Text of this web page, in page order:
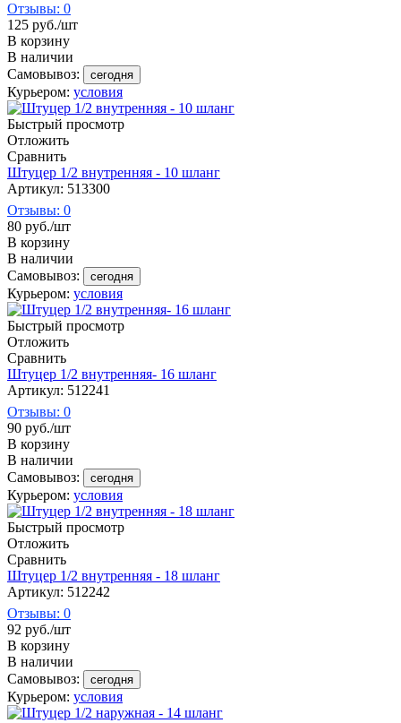
Отзывы: 0
125 руб./шт
В корзину
В наличии
Самовывоз:
сегодня
Курьером: условия
Быстрый просмотр
Отложить
Сравнить
Штуцер 1/2 внутренняя - 10 шланг
Артикул: 513300
Отзывы: 0
80 руб./шт
В корзину
В наличии
Самовывоз:
сегодня
Курьером: условия
Быстрый просмотр
Отложить
Сравнить
Штуцер 1/2 внутренняя- 16 шланг
Артикул: 512241
Отзывы: 0
90 руб./шт
В корзину
В наличии
Самовывоз:
сегодня
Курьером: условия
Быстрый просмотр
Отложить
Сравнить
Штуцер 1/2 внутренняя - 18 шланг
Артикул: 512242
Отзывы: 0
92 руб./шт
В корзину
В наличии
Самовывоз:
сегодня
Курьером: условия